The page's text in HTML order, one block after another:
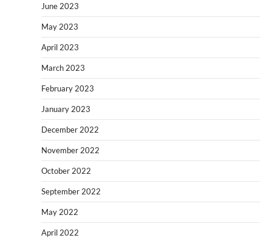
June 2023
May 2023
April 2023
March 2023
February 2023
January 2023
December 2022
November 2022
October 2022
September 2022
May 2022
April 2022